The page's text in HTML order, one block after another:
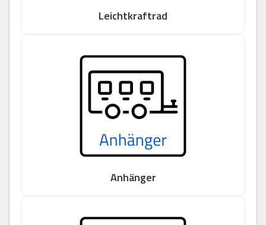
Leichtkraftrad
Anhänger